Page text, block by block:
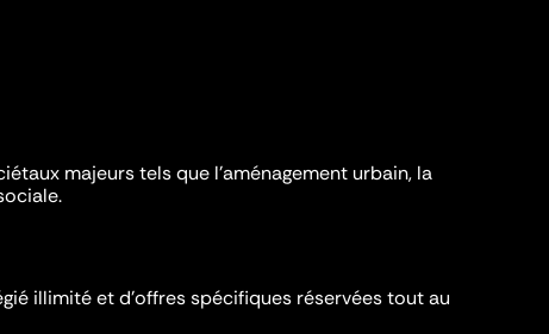
majeurs tels que l'aménagement urbain, la
illimité et d’offres spécifiques réservées tout au